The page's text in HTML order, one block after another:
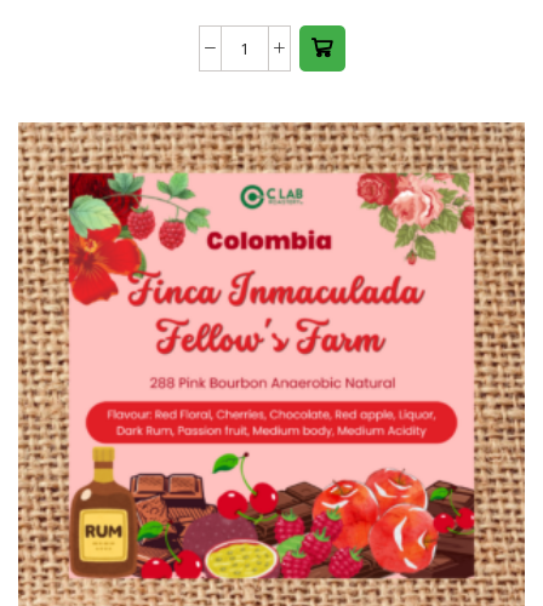
Costa
托
布
希
莊
園
Tobosi
Yellow
Caturra
(Natural)
數
量
The
options
chosen
on the
product
page